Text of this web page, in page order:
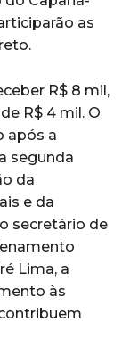
as
R$ 8 mil,
R$ 4 mil. O
após a
segunda
da
e da
secretário de
Lima, a
às